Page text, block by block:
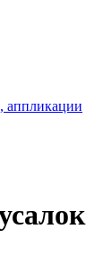
аппликации